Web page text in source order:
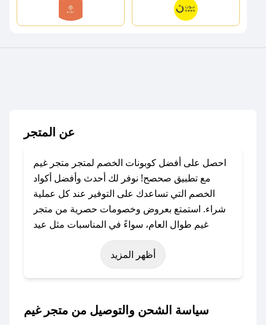
عن المتجر
احصل على أفضل كوبونات الخصم لمتجر متجر غيم
مع تطبيق صحصح! نوفر لك أحدث وأفضل أكواد
الخصم التي تساعدك على التوفير عند كل عملية
شراء. استمتع بعروض وخصومات حصرية من متجر
غيم طوال العام، سواءً في المناسبات مثل عيد
الفطر، عيد الأضحى، الجمعة البيضاء (شهر نوفمبر)،
رمضان، اليوم الوطني، يوم التأسيس، أو حتى عروض
باستخدام تطبيق صحصح، يمكنك العثور بسهولة على
أظهر المزيد
سياسة الشحن والتوصيل من متجر غيم